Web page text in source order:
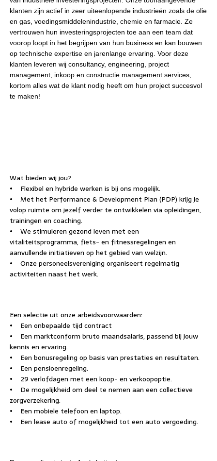
klanten zijn actief in zeer uiteenlopende industrieën zoals de olie
en gas, voedingsmiddelenindustrie, chemie en farmacie. Ze
vertrouwen hun investeringsprojecten toe aan een team dat
voorop loopt in het begrijpen van hun business en kan bouwen
op technische expertise en jarenlange ervaring. Voor deze
klanten leveren wij consultancy, engineering, project
management, inkoop en constructie management services,
kortom alles wat de klant nodig heeft om hun project succesvol
te maken!
Wat bieden wij jou?
• Flexibel en hybride werken is bij ons mogelijk.
• Met het Performance & Development Plan (PDP) krijg je
volop ruimte om jezelf verder te ontwikkelen via opleidingen,
trainingen en coaching.
• We stimuleren gezond leven met een
vitaliteitsprogramma, fiets- en fitnessregelingen en
aanvullende initiatieven op het gebied van welzijn.
• Onze personeelsvereniging organiseert regelmatig
activiteiten naast het werk.
Een selectie uit onze arbeidsvoorwaarden:
• Een onbepaalde tijd contract
• Een marktconform bruto maandsalaris, passend bij jouw
kennis en ervaring.
• Een bonusregeling op basis van prestaties en resultaten.
• Een pensioenregeling.
• 29 verlofdagen met een koop- en verkoopoptie.
• De mogelijkheid om deel te nemen aan een collectieve
zorgverzekering.
• Een mobiele telefoon en laptop.
• Een lease auto of mogelijkheid tot een auto vergoeding.